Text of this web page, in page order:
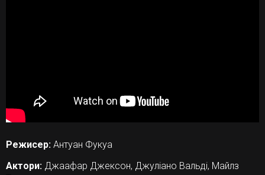
Режисер: Антуан Фукуа
Актори: Джаафар Джексон, Джуліано Вальді, Майлз